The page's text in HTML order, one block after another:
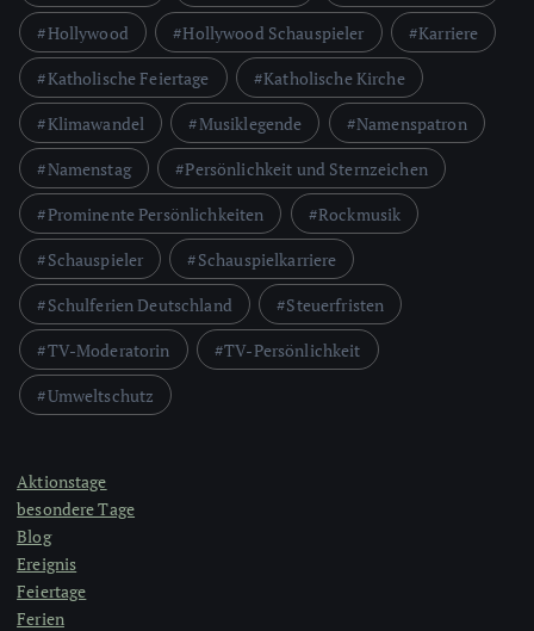
Hollywood
Hollywood Schauspieler
Karriere
Katholische Feiertage
Katholische Kirche
Klimawandel
Musiklegende
Namenspatron
Namenstag
Persönlichkeit und Sternzeichen
Prominente Persönlichkeiten
Rockmusik
Schauspieler
Schauspielkarriere
Schulferien Deutschland
Steuerfristen
TV-Moderatorin
TV-Persönlichkeit
Umweltschutz
Aktionstage
besondere Tage
Blog
Ereignis
Feiertage
Ferien